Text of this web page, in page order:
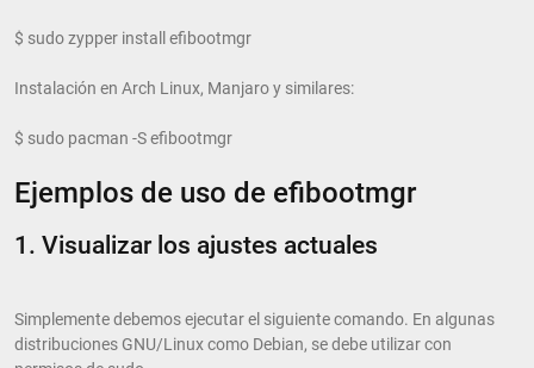
$ sudo zypper install efibootmgr
Instalación en Arch Linux, Manjaro y similares:
$ sudo pacman -S efibootmgr
Ejemplos de uso de efibootmgr
1. Visualizar los ajustes actuales
Simplemente debemos ejecutar el siguiente comando. En algunas
distribuciones GNU/Linux como Debian, se debe utilizar con